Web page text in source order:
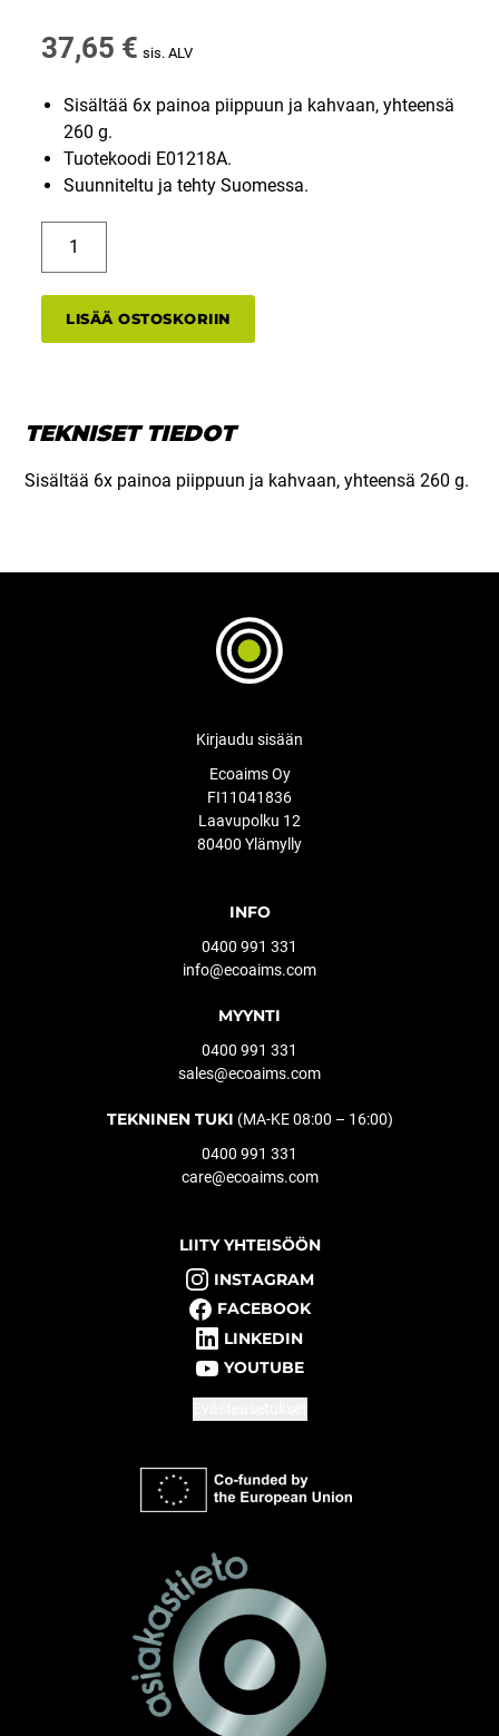
37,65 € sis. ALV
Sisältää 6x painoa piippuun ja kahvaan, yhteensä
260 g.
Tuotekoodi E01218A.
Suunniteltu ja tehty Suomessa.
PP320
määrä
LISÄÄ OSTOSKORIIN
TEKNISET TIEDOT
Sisältää 6x painoa piippuun ja kahvaan, yhteensä 260 g.
Kirjaudu sisään
Ecoaims Oy
FI11041836
Laavupolku 12
80400 Ylämylly
INFO
0400 991 331
info@ecoaims.com
MYYNTI
0400 991 331
sales@ecoaims.com
TEKNINEN TUKI (MA-KE 08:00 – 16:00)
0400 991 331
care@ecoaims.com
LIITY YHTEISÖÖN
INSTAGRAM
FACEBOOK
LINKEDIN
YOUTUBE